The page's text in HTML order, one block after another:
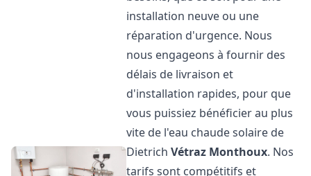
installation neuve ou une
réparation d'urgence. Nous
nous engageons à fournir des
délais de livraison et
d'installation rapides, pour que
vous puissiez bénéficier au plus
vite de l'eau chaude solaire de
DietrichVétraz Monthoux. Nos
tarifs sont compétitifs et